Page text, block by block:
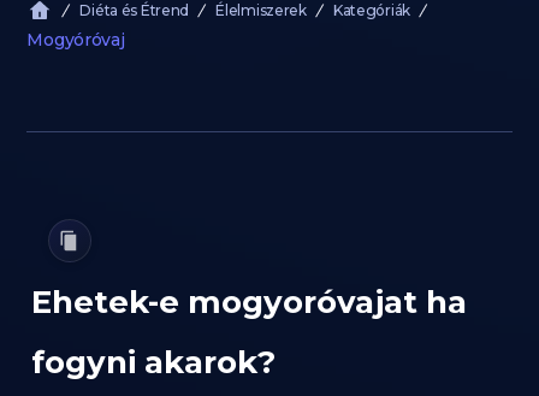
Diéta és Étrend Élelmiszerek Kategóriák
Mogyóróvaj
Ehetek-e mogyoróvajat ha
fogyni akarok?